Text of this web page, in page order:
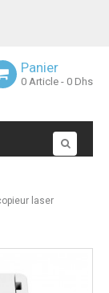
Panier
0 Article - 0 Dhs
laser